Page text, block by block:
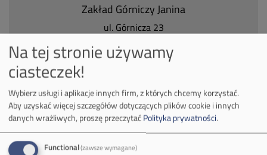
Zakład Górniczy Janina
ul. Górnicza 23
Tel. +48 32 627 00 00
Zakład Górniczy Brzeszcze
ul.Kościuszki 1
32-620 Brzeszcze
tel.+48 32 716 53 00
Na tej stronie używamy
ciasteczek!
Wybierz usługi i aplikacje innych firm, z których chcemy korzystać.
Aby uzyskać więcej szczegółów dotyczących plików cookie i innych
danych wrażliwych, proszę przeczytaćPolityka prywatności.
Functional(zawsze wymagane)